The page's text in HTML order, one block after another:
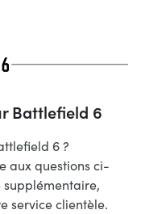
Battlefield 6
6 ?
aux questions ci-
supplémentaire,
service clientèle.